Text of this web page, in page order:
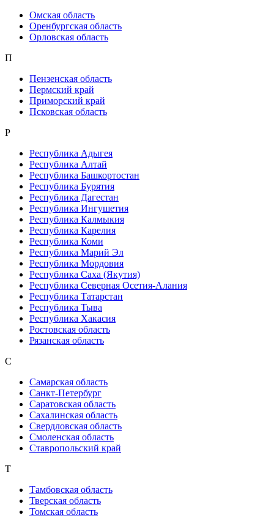
Омская область
Оренбургская область
Орловская область
П
Пензенская область
Пермский край
Приморский край
Псковская область
Р
Республика Адыгея
Республика Алтай
Республика Башкортостан
Республика Бурятия
Республика Дагестан
Республика Ингушетия
Республика Калмыкия
Республика Карелия
Республика Коми
Республика Марий Эл
Республика Мордовия
Республика Саха (Якутия)
Республика Северная Осетия-Алания
Республика Татарстан
Республика Тыва
Республика Хакасия
Ростовская область
Рязанская область
С
Самарская область
Санкт-Петербург
Саратовская область
Сахалинская область
Свердловская область
Смоленская область
Ставропольский край
Т
Тамбовская область
Тверская область
Томская область